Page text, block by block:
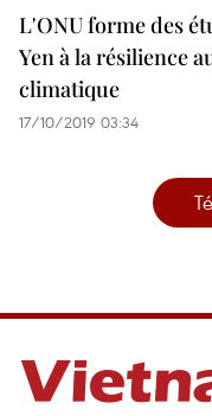
L'ONU forme des
Yen à la résilience
climatique
17/10/2019 03:34